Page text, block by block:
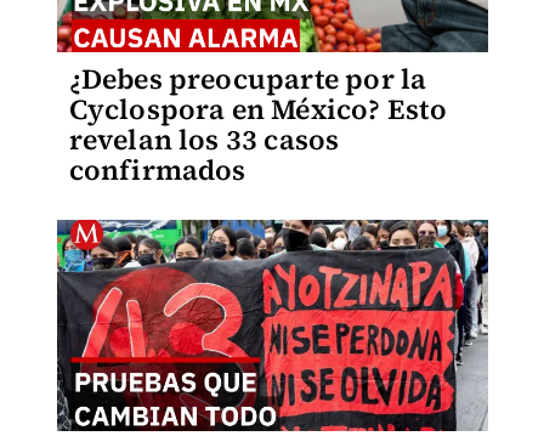
¿Debes preocuparte por la
Cyclospora en México? Esto
revelan los 33 casos
confirmados